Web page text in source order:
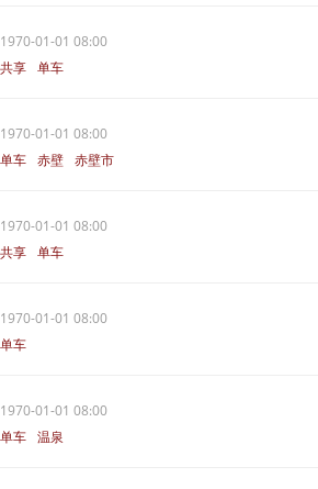
1970-01-01 08:00
共享 单车
1970-01-01 08:00
单车 赤壁 赤壁市
1970-01-01 08:00
共享 单车
1970-01-01 08:00
单车
1970-01-01 08:00
单车 温泉